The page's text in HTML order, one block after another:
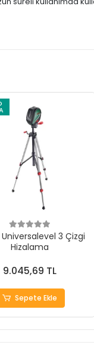
3 Çizgi
Hizalama
9.045,69 TL
Sepete Ekle